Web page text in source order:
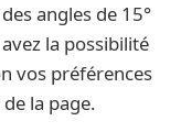
angles de 15°
la possibilité
vos préférences
la page.